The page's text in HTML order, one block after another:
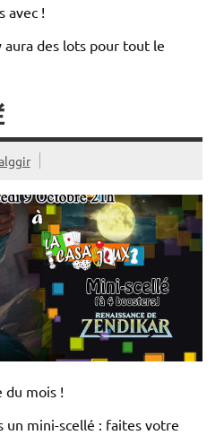
avec !
aura des lots pour tout le
du mois !
un mini-scellé : faites votre